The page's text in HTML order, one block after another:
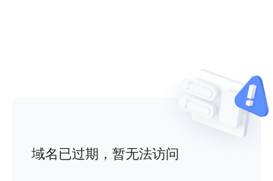
域名已过期，暂无法访问